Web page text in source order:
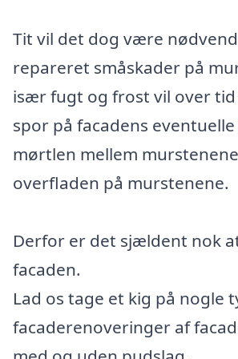
Tit vil det dog være
repareret småskader på
især fugt og frost vil over
spor på facadens
mørtlen mellem
overfladen på murstenene.
Derfor er det sjældent nok
facaden.
Lad os tage et kig på nogle
facaderenoveringer af